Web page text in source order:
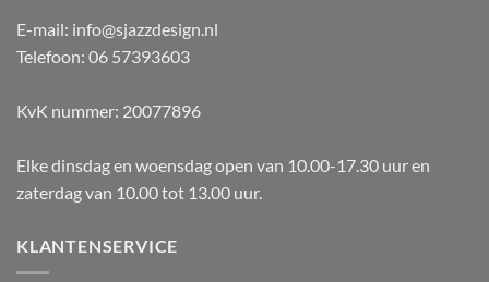
E-mail: info@sjazzdesign.nl
Telefoon: 06 57393603
KvK nummer: 20077896
Elke dinsdag en woensdag open van 10.00-17.30 uur en
zaterdag van 10.00 tot 13.00 uur.
KLANTENSERVICE